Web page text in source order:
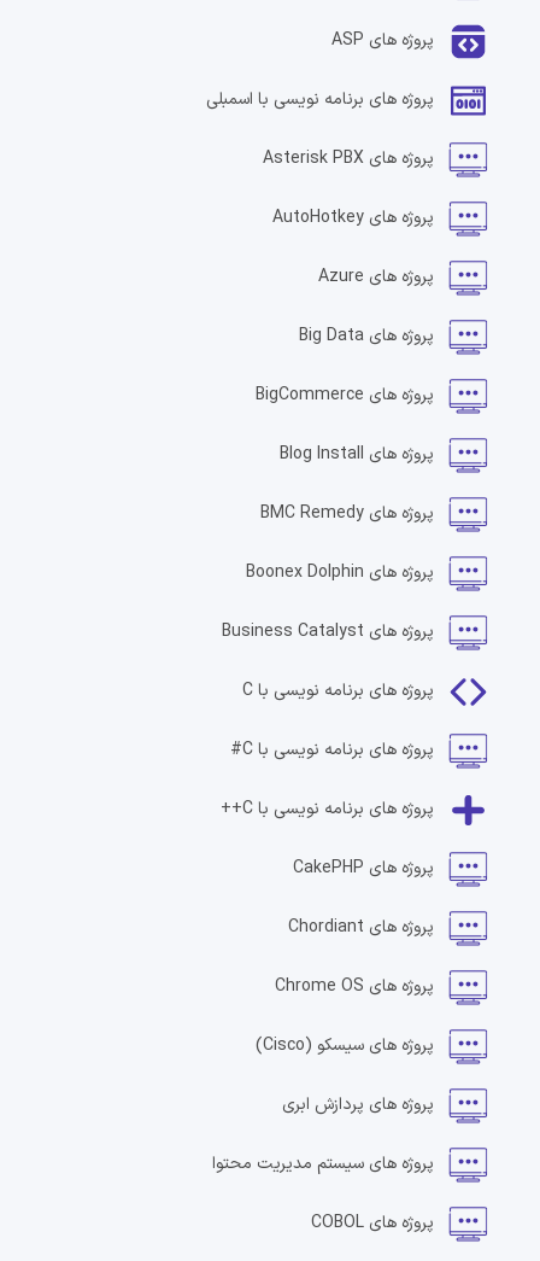
پروژه های ASP
پروژه های برنامه نویسی با اسمبلی
پروژه های Asterisk PBX
پروژه های AutoHotkey
پروژه های Azure
پروژه های Big Data
پروژه های BigCommerce
پروژه های Blog Install
پروژه های BMC Remedy
پروژه های Boonex Dolphin
پروژه های Business Catalyst
پروژه های برنامه نویسی با C
پروژه های برنامه نویسی با C#
پروژه های برنامه نویسی با C++
پروژه های CakePHP
پروژه های Chordiant
پروژه های Chrome OS
پروژه های سیسکو (Cisco)
پروژه های پردازش ابری
پروژه های سیستم مدیریت محتوا
پروژه های COBOL